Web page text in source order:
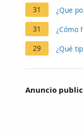
31
¿Que
31 ¿Cómo
29 ¿Qué
Anuncio